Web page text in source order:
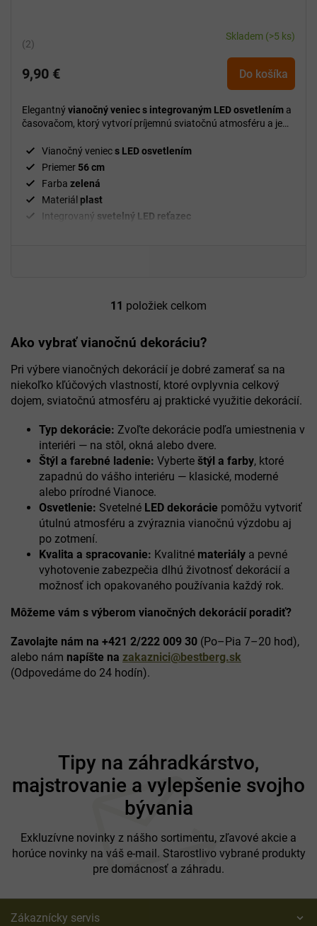
Priemerné
produktu
5,0
z
hviezdičiek.
Skladem (>5 ks)
9,90 € Do košíka
Elegantnývianočný veniec s integrovaným LED osvetlením a
časovačom, ktorý vytvorí príjemnú sviatočnú atmosféru a je
Vianočný veniecs LED osvetlením
Priemer 56 cm
Farba zelená
Materiál plast
Integrovaný svetelný LED reťazec
O
l
á
d
a
c
i
p
r
v
k
v
ý
p
s
u
11 položiek celkom
Ako vybrať vianočnú dekoráciu?
Pri výbere vianočných dekorácií je dobré zamerať sa na
niekoľko kľúčových vlastností, ktoré ovplyvnia celkový
dojem, sviatočnú atmosféru aj praktické využitie dekorácií.
Typ dekorácie: Zvoľte dekorácie podľa umiestnenia v
interiéri — na stôl, okná alebo dvere.
Štýl a farebné ladenie: Vyberte štýl a farby, ktoré
zapadnú do vášho interiéru — klasické, moderné
alebo prírodné Vianoce.
Osvetlenie: Svetelné LED dekorácie pomôžu vytvoriť
útulnú atmosféru a zvýraznia vianočnú výzdobu aj
po zotmení.
Kvalita a spracovanie: Kvalitné materiály a pevné
vyhotovenie zabezpečia dlhú životnosť dekorácií a
možnosť ich opakovaného používania každý rok.
Môžeme vám s výberom vianočných dekorácií poradiť?
Zavolajte nám na +421 2/222 009 30 (Po–Pia 7–20 hod),
alebo nám napíšte na zakaznici@bestberg.sk
(Odpovedáme do 24 hodín).
Tipy na záhradkárstvo,
majstrovanie a vylepšenie svojho
bývania
Exkluzívne novinky z nášho sortimentu, zľavové akcie a
horúce novinky na váš e-mail. Starostlivo vybrané produkty
pre domácnosť a záhradu.
Zákaznícky servis